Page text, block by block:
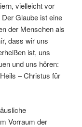
vielleicht vor
Glaube ist eine
der Menschen als
dass wir uns
ist, uns
und uns hören:
– Christus für
Vorraum der